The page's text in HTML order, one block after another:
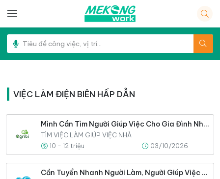
VIỆC LÀM ĐIỆN BIÊN HẤP DẪN
Mình Cần Tìm Người Giúp Việc Cho Gia Đình Nhà Mình Gấp
TÌM VIỆC LÀM GIÚP VIỆC NHÀ
10 - 12 triệu
03/10/2026
Cần Tuyển Nhanh Người Làm, Người Giúp Việc Cho Gia Đình